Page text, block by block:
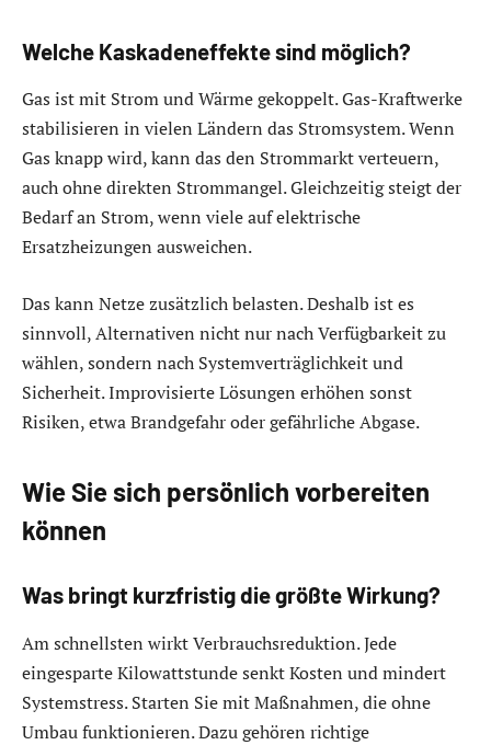
Welche Kaskadeneffekte sind möglich?
Gas ist mit Strom und Wärme gekoppelt. Gas-Kraftwerke
stabilisieren in vielen Ländern das Stromsystem. Wenn
Gas knapp wird, kann das den Strommarkt verteuern,
auch ohne direkten Strommangel. Gleichzeitig steigt der
Bedarf an Strom, wenn viele auf elektrische
Ersatzheizungen ausweichen.
Das kann Netze zusätzlich belasten. Deshalb ist es
sinnvoll, Alternativen nicht nur nach Verfügbarkeit zu
wählen, sondern nach Systemverträglichkeit und
Sicherheit. Improvisierte Lösungen erhöhen sonst
Risiken, etwa Brandgefahr oder gefährliche Abgase.
Wie Sie sich persönlich vorbereiten
können
Was bringt kurzfristig die größte Wirkung?
Am schnellsten wirkt Verbrauchsreduktion. Jede
eingesparte Kilowattstunde senkt Kosten und mindert
Systemstress. Starten Sie mit Maßnahmen, die ohne
Umbau funktionieren. Dazu gehören richtige